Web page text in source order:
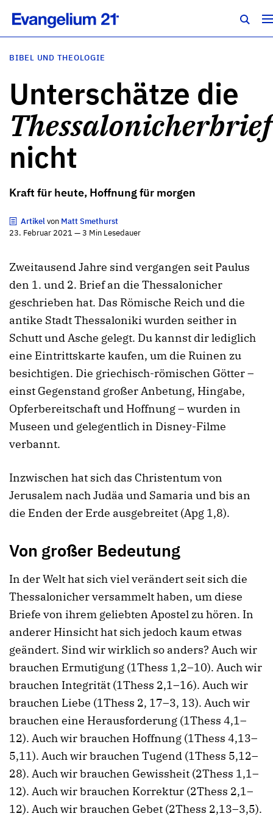
BIBEL UND THEOLOGIE
Unterschätze die
nicht
Kraft für heute, Hoffnung für morgen
Artikelvon Matt Smethurst
23. Februar 2021 — 3 Min Lesedauer
Zweitausend Jahre sind vergangen seit Paulus
den 1. und 2. Brief an die Thessalonicher
geschrieben hat. Das Römische Reich und die
antike Stadt Thessaloniki wurden seither in
Schutt und Asche gelegt. Du kannst dir lediglich
eine Eintrittskarte kaufen, um die Ruinen zu
besichtigen. Die griechisch-römischen Götter –
einst Gegenstand großer Anbetung, Hingabe,
Opferbereitschaft und Hoffnung – wurden in
Museen und gelegentlich in Disney-Filme
verbannt.
Inzwischen hat sich das Christentum von
Jerusalem nach Judäa und Samaria und bis an
die Enden der Erde ausgebreitet (Apg 1,8).
Von großer Bedeutung
In der Welt hat sich viel verändert seit sich die
Thessalonicher versammelt haben, um diese
Briefe von ihrem geliebten Apostel zu hören. In
anderer Hinsicht hat sich jedoch kaum etwas
geändert. Sind wir wirklich so anders? Auch wir
brauchen Ermutigung (1Thess 1,2–10). Auch wir
brauchen Integrität (1Thess 2,1–16). Auch wir
brauchen Liebe (1Thess 2, 17–3, 13). Auch wir
brauchen eine Herausforderung (1Thess 4,1–
12). Auch wir brauchen Hoffnung (1Thess 4,13–
5,11). Auch wir brauchen Tugend (1Thess 5,12–
28). Auch wir brauchen Gewissheit (2Thess 1,1–
12). Auch wir brauchen Korrektur (2Thess 2,1–
12). Auch wir brauchen Gebet (2Thess 2,13–3,5).